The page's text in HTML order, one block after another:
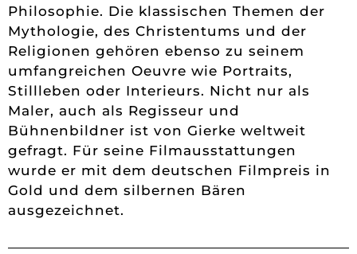
Philosophie. Die klassischen Themen der
Mythologie, des Christentums und der
Religionen gehören ebenso zu seinem
umfangreichen Oeuvre wie Portraits,
Stillleben oder Interieurs. Nicht nur als
Maler, auch als Regisseur und
Bühnenbildner ist von Gierke weltweit
gefragt. Für seine Filmausstattungen
wurde er mit dem deutschen Filmpreis in
Gold und dem silbernen Bären
ausgezeichnet.